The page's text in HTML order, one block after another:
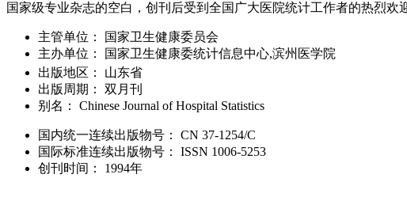
国家级专业杂志的空白，创刊后受到全国广大医院统计工作者的热烈
主管单位：
国家卫生健康委员会
主办单位：
国家卫生健康委统计信息中心,滨州医学院
出版地区：
山东省
出版周期：
双月刊
别名：
Chinese Journal of Hospital Statistics
国内统一连续出版物号： CN 37-1254/C
国际标准连续出版物号 ： ISSN 1006-5253
创刊时间：
1994年